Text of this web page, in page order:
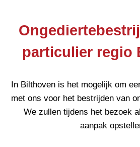
particulier regio
In Bilthoven is het mogelijk om
met ons voor het bestrijden van
We zullen tijdens het bezoek
aanpak